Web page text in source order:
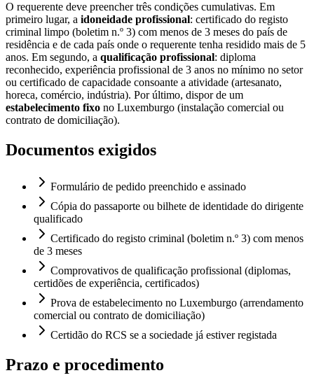
O requerente deve preencher três condições cumulativas. Em
primeiro lugar, a idoneidade profissional: certificado do registo
criminal limpo (boletim n.º 3) com menos de 3 meses do país de
residência e de cada país onde o requerente tenha residido mais de 5
anos. Em segundo, a qualificação profissional: diploma
reconhecido, experiência profissional de 3 anos no mínimo no setor
ou certificado de capacidade consoante a atividade (artesanato,
horeca, comércio, indústria). Por último, dispor de um
estabelecimento fixo no Luxemburgo (instalação comercial ou
contrato de domiciliação).
Documentos exigidos
Formulário de pedido preenchido e assinado
Cópia do passaporte ou bilhete de identidade do dirigente
qualificado
Certificado do registo criminal (boletim n.º 3) com menos
de 3 meses
Comprovativos de qualificação profissional (diplomas,
certidões de experiência, certificados)
Prova de estabelecimento no Luxemburgo (arrendamento
comercial ou contrato de domiciliação)
Certidão do RCS se a sociedade já estiver registada
Prazo e procedimento